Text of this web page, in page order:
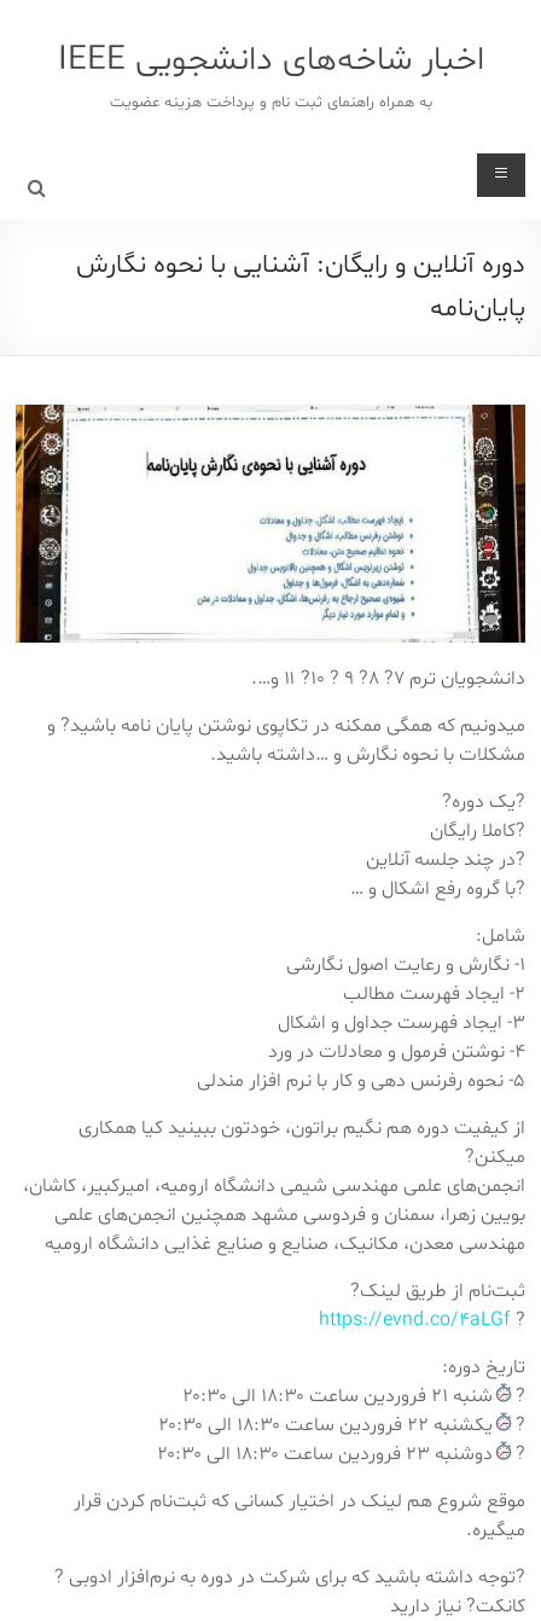
اخبار شاخه‌های دانشجویی IEEE
به همراه راهنمای ثبت نام و پرداخت هزینه عضویت
دوره آنلاین و رایگان: آشنایی با نحوه نگارش
پایان‌نامه
دانشجویان ترم ۷? ۸? ۹ ? ۱۰? ۱۱ و….
میدونیم که همگی ممکنه در تکاپوی نوشتن پایان نامه باشید? و
مشکلات با نحوه نگارش و …داشته باشید.
?یک دوره?
?کاملا رایگان
?در چند جلسه آنلاین
?با گروه رفع اشکال و …
شامل:
۱- نگارش و رعایت اصول نگارشی
۲- ایجاد فهرست مطالب
۳- ایجاد فهرست جداول و اشکال
۴- نوشتن فرمول و معادلات در ورد
۵- نحوه رفرنس دهی و کار با نرم افزار مندلی
از کیفیت دوره هم نگیم براتون، خودتون ببینید کیا همکاری
میکنن?
انجمن‌های علمی مهندسی شیمی دانشگاه ارومیه، امیرکبیر، کاشان،
بویین زهرا، سمنان و فردوسی مشهد همچنین انجمن‌های علمی
مهندسی معدن، مکانیک، صنایع و صنایع غذایی دانشگاه ارومیه
ثبت‌نام از طریق لینک?
?
https://evnd.co/4aLGf
تاریخ دوره‌:
?
شنبه ۲۱ فروردین ساعت ۱۸:۳۰ الی ۲۰:۳۰
?
یکشنبه ۲۲ فروردین ساعت ۱۸:۳۰ الی ۲۰:۳۰
?
دوشنبه ۲۳ فروردین ساعت ۱۸:۳۰ الی ۲۰:۳۰
موقع شروع هم لینک در اختیار کسانی که ثبت‌نام کردن قرار
میگیره.
?توجه داشته باشید که برای شرکت در دوره به نرم‌افزار ادوبی ?
کانکت? نیاز دارید